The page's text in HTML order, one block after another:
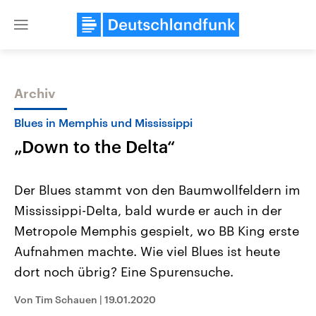
Close
Themen
Landtagswahl Sachsen-Anhalt
2026
Alle Informationen
Sachsen-Anhalt wählt am 6.
Landtag. Seit 2021 wird das
USA
Aktuelle Beiträge,
Hintergründe
Wirtschaftlich und
Archiv
Blues in Memphis und Mississippi
„Down to the Delta“
Der Blues stammt von den Baumwollfeldern im
Mississippi-Delta, bald wurde er auch in der
Metropole Memphis gespielt, wo BB King erste
Aufnahmen machte. Wie viel Blues ist heute
dort noch übrig? Eine Spurensuche.
Von Tim Schauen | 19.01.2020